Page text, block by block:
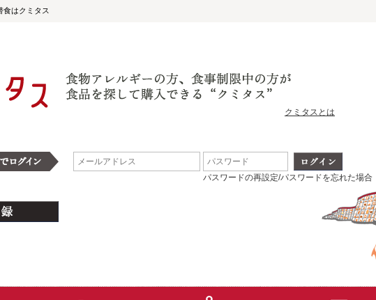
食はクミタス
クミタスとは
パスワードの再設定/パスワードを忘れた場合